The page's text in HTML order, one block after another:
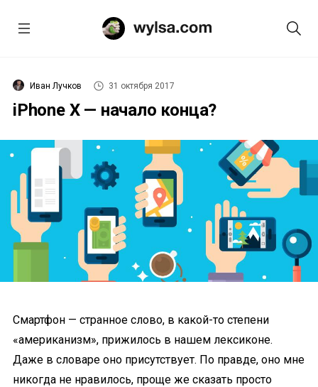
Иван Лучков 31 октября 2017
iPhone X — начало конца?
Смартфон — странное слово, в какой-то степени
«американизм», прижилось в нашем лексиконе.
Даже в словаре оно присутствует. По правде, оно мне
никогда не нравилось, проще же сказать просто